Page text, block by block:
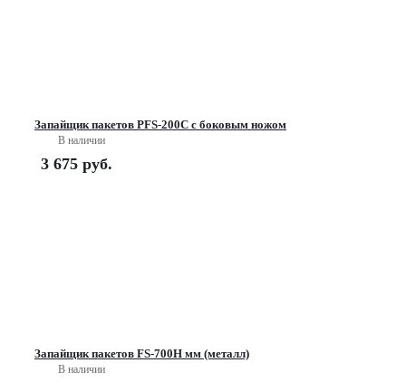
Запайщик пакетов PFS-200С с боковым ножом
В наличии
3 675 руб.
Запайщик пакетов FS-700H мм (металл)
В наличии